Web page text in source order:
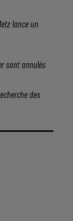
lance un
sont annulés
des